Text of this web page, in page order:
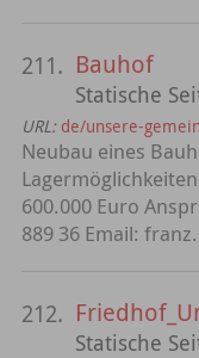
211. Bauhof
Statische
URL: de/unsere-
Neubau eines
600.000 Euro
889 36 Email:
212.
Statische